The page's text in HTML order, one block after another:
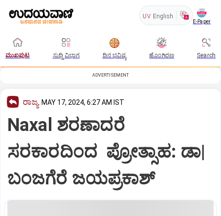
UV English
E-Paper
ಮುಖಪುಟ ಸುದ್ದಿ ವಿಭಾಗ ದಿನ ಭವಿಷ್ಯ ಹೊಂಗಿರಣ Search
ADVERTISEMENT
ರಾಜ್ಯ MAY 17, 2024, 6:27 AM IST
Naxal ಶರಣಾದರೆ
ಸರಕಾರದಿಂದ ಪ್ರೋತ್ಸಾಹ: ಡಾ|
ಬಂಜಗೆರೆ ಜಯಪ್ರಕಾಶ್‌